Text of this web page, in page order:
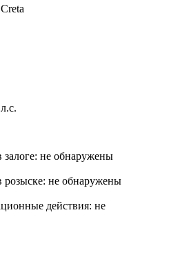
не обнаружены
розыске: не обнаружены
действия: не